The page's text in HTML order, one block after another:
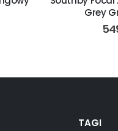
Grey
TAGI